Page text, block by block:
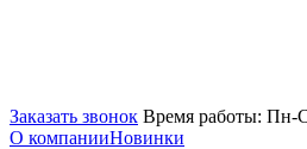
Заказать звонок Время работы: Пн-
О компанииНовинки